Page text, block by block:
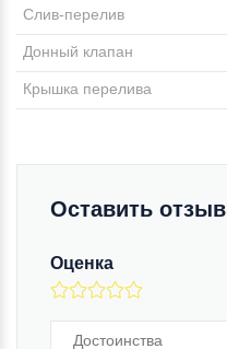
Слив-перелив
Донный клапан
Крышка перелива
Оставить отзыв
Оценка